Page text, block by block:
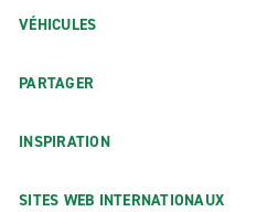
VÉHICULES
PARTAGER
INSPIRATION
SITES WEB INTERNATIONAUX